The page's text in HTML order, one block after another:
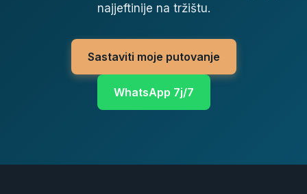
najjeftinije na tržištu.
Sastaviti moje putovanje
WhatsApp 7j/7